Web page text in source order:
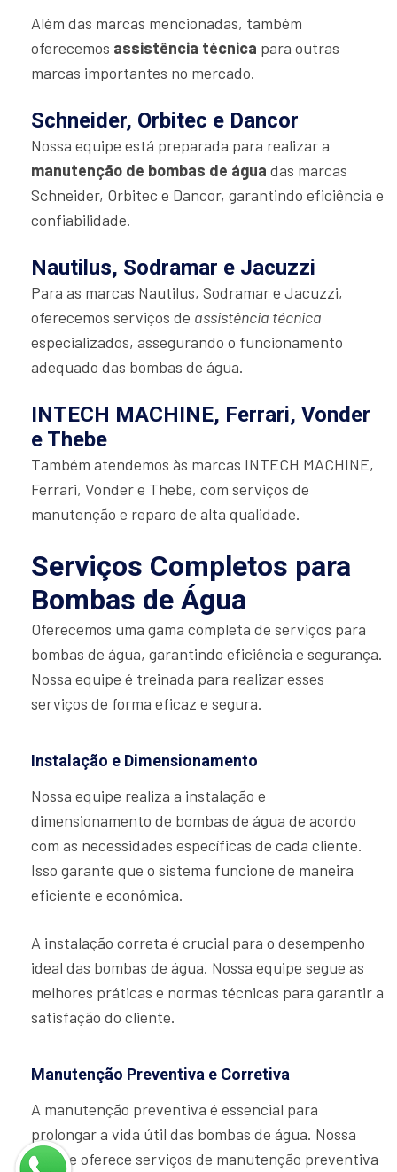
Além das marcas mencionadas, também
oferecemos assistência técnica para outras
marcas importantes no mercado.
Schneider, Orbitec e Dancor
Nossa equipe está preparada para realizar a
manutenção de bombas de água das marcas
Schneider, Orbitec e Dancor, garantindo eficiência e
confiabilidade.
Nautilus, Sodramar e Jacuzzi
Para as marcas Nautilus, Sodramar e Jacuzzi,
oferecemos serviços de assistência técnica
especializados, assegurando o funcionamento
adequado das bombas de água.
INTECH MACHINE, Ferrari, Vonder
e Thebe
Também atendemos às marcas INTECH MACHINE,
Ferrari, Vonder e Thebe, com serviços de
manutenção e reparo de alta qualidade.
Serviços Completos para
Bombas de Água
Oferecemos uma gama completa de serviços para
bombas de água, garantindo eficiência e segurança.
Nossa equipe é treinada para realizar esses
serviços de forma eficaz e segura.
Instalação e Dimensionamento
Nossa equipe realiza a instalação e
dimensionamento de bombas de água de acordo
com as necessidades específicas de cada cliente.
Isso garante que o sistema funcione de maneira
eficiente e econômica.
A instalação correta é crucial para o desempenho
ideal das bombas de água. Nossa equipe segue as
melhores práticas e normas técnicas para garantir a
satisfação do cliente.
Manutenção Preventiva e Corretiva
A manutenção preventiva é essencial para
prolongar a vida útil das bombas de água. Nossa
equipe oferece serviços de manutenção preventiva